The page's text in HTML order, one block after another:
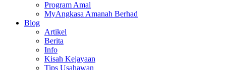
Program Amal
MyAngkasa Amanah Berhad
Blog
Artikel
Berita
Info
Kisah Kejayaan
Tips Usahawan